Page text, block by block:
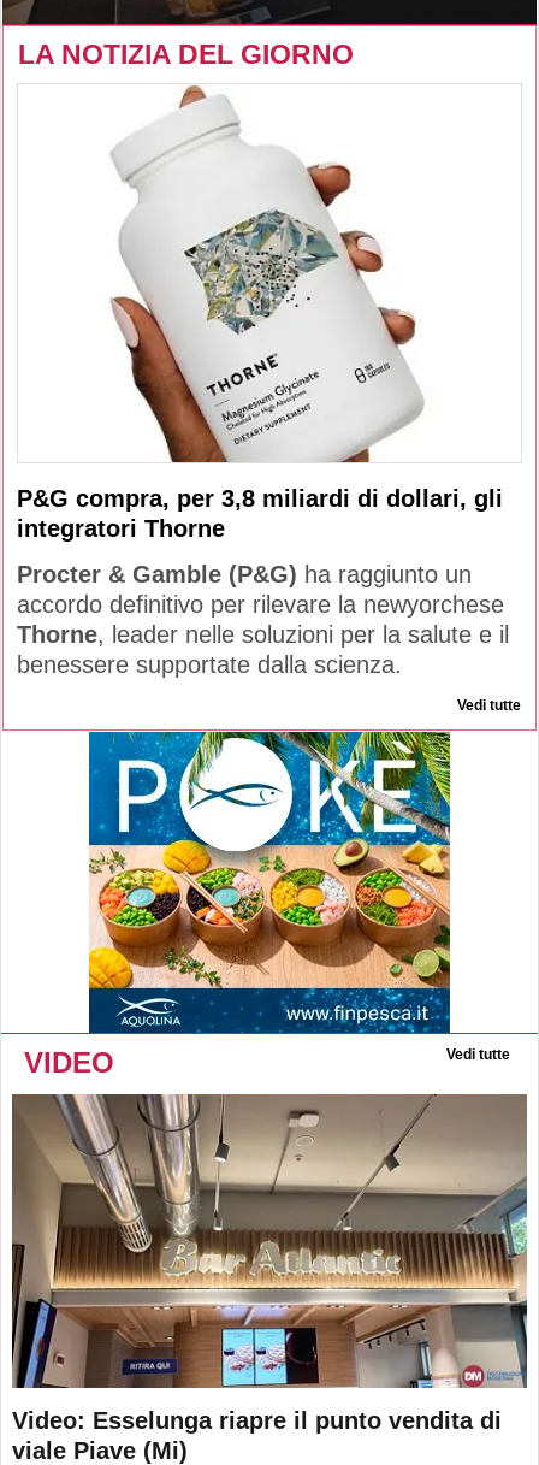
LA NOTIZIA DEL GIORNO
P&G compra, per 3,8 miliardi di dollari, gli
integratori Thorne
Procter & Gamble (P&G) ha raggiunto un
accordo definitivo per rilevare la newyorchese
Thorne, leader nelle soluzioni per la salute e il
benessere supportate dalla scienza.
Vedi tutte
VIDEO Vedi tutte
Video: Esselunga riapre il punto vendita di
viale Piave (Mi)